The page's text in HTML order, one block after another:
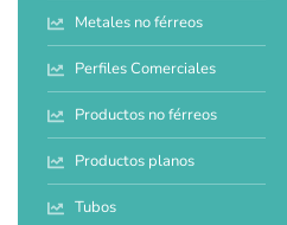
Metales no férreos
Perfiles Comerciales
Productos no férreos
Productos planos
Tubos